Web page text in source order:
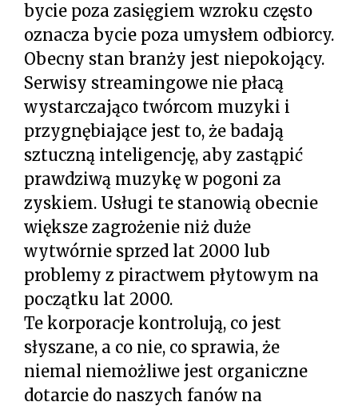
bycie poza zasięgiem wzroku często
oznacza bycie poza umysłem odbiorcy.
Obecny stan branży jest niepokojący.
Serwisy streamingowe nie płacą
wystarczająco twórcom muzyki i
przygnębiające jest to, że badają
sztuczną inteligencję, aby zastąpić
prawdziwą muzykę w pogoni za
zyskiem. Usługi te stanowią obecnie
większe zagrożenie niż duże
wytwórnie sprzed lat 2000 lub
problemy z piractwem płytowym na
początku lat 2000.
Te korporacje kontrolują, co jest
słyszane, a co nie, co sprawia, że
niemal niemożliwe jest organiczne
dotarcie do naszych fanów na